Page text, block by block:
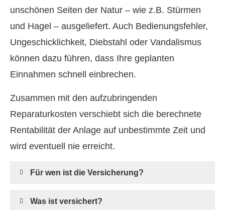
unschönen Seiten der Natur – wie z.B. Stürmen
und Hagel – ausgeliefert. Auch Bedienungsfehler,
Ungeschicklichkeit, Diebstahl oder Vandalismus
können dazu führen, dass Ihre geplanten
Einnahmen schnell einbrechen.
Zusammen mit den aufzubringenden
Reparaturkosten verschiebt sich die berechnete
Rentabilität der Anlage auf unbestimmte Zeit und
wird eventuell nie erreicht.
Für wen ist die Versicherung?
Was ist versichert?